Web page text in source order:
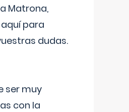
Matrona,
para
dudas.
ser muy
con la